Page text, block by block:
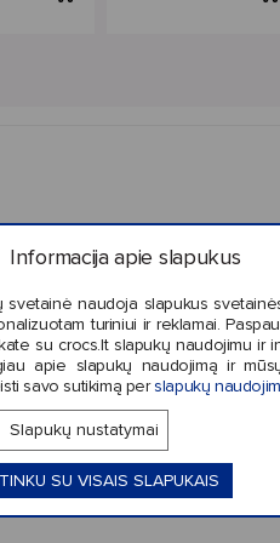
Informacija apie slapukus
svetainė naudoja slapukus
turiniui ir reklamai.
su crocs.lt slapukų naudojimu ir
apie slapukų naudojimą ir
savo sutikimą per slapukų
Slapukų nustatymai
SU VISAIS SLAPUKAIS
“avalynę unikalia. Avalynės skylutė